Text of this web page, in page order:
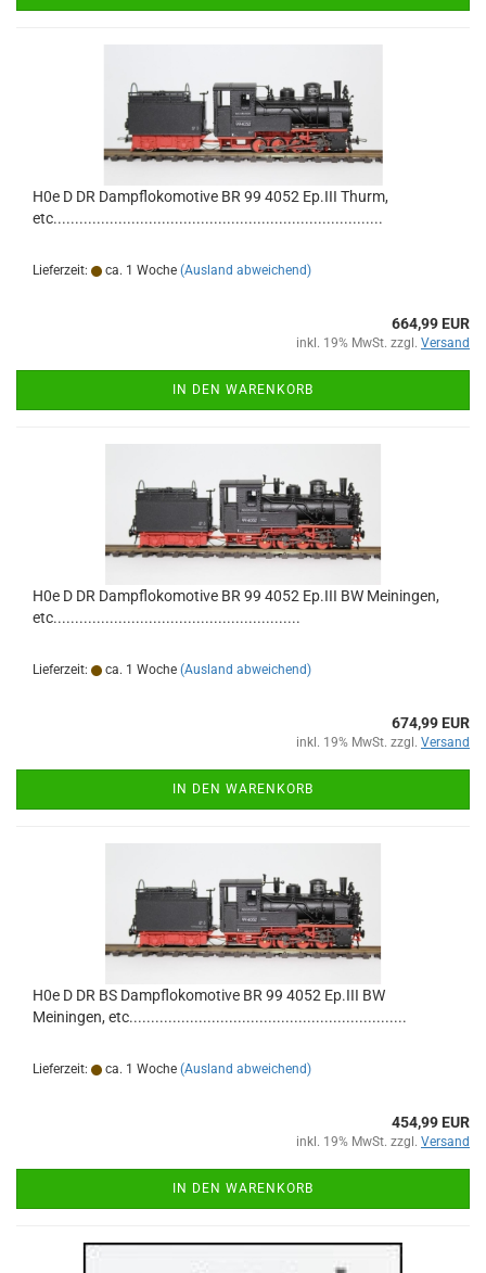
H0e D DR Dampflokomotive BR 99 4052 Ep.III Thurm,
etc............................................................................
Lieferzeit: ca. 1 Woche (Ausland abweichend)
664,99 EUR
inkl. 19% MwSt. zzgl. Versand
IN DEN WARENKORB
H0e D DR Dampflokomotive BR 99 4052 Ep.III BW Meiningen,
etc.........................................................
Lieferzeit: ca. 1 Woche (Ausland abweichend)
674,99 EUR
inkl. 19% MwSt. zzgl. Versand
IN DEN WARENKORB
H0e D DR BS Dampflokomotive BR 99 4052 Ep.III BW
Meiningen, etc................................................................
Lieferzeit: ca. 1 Woche (Ausland abweichend)
454,99 EUR
inkl. 19% MwSt. zzgl. Versand
IN DEN WARENKORB